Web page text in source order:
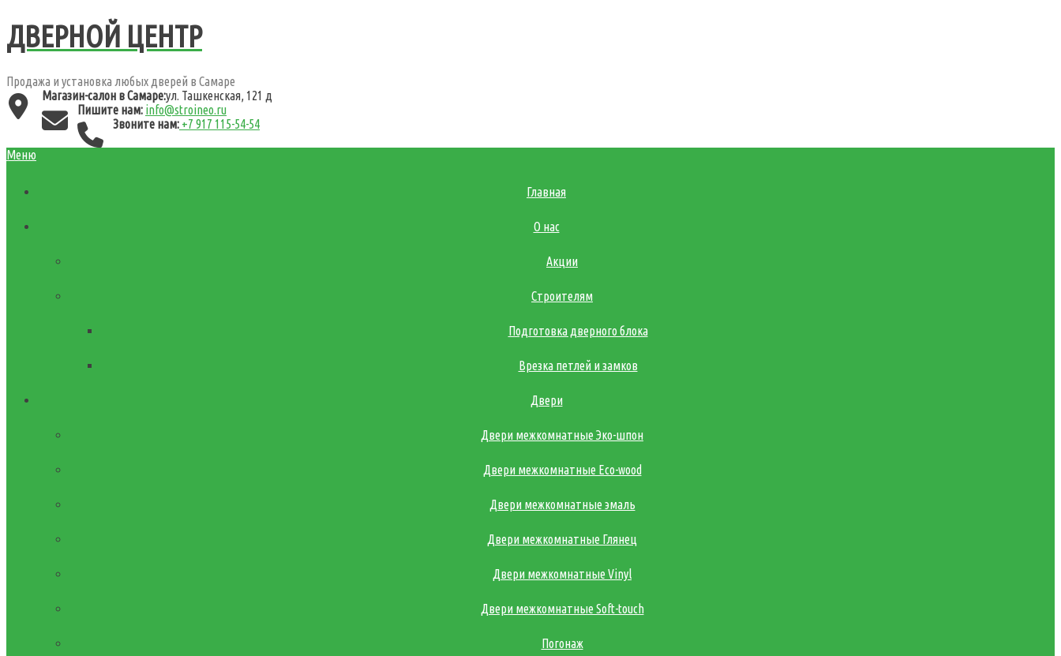
ДВЕРНОЙ ЦЕНТР
Продажа и установка любых дверей в Самаре
Магазин-салон в Самаре:ул. Ташкенская, 121 д
Пишите нам: info@stroineo.ru
Звоните нам: +7 917 115-54-54
Меню
Главная
О нас
Акции
Строителям
Подготовка дверного блока
Врезка петлей и замков
Двери
Двери межкомнатные Эко-шпон
Двери межкомнатные Eco-wood
Двери межкомнатные эмаль
Двери межкомнатные Глянец
Двери межкомнатные Vinyl
Двери межкомнатные Soft-touch
Погонаж